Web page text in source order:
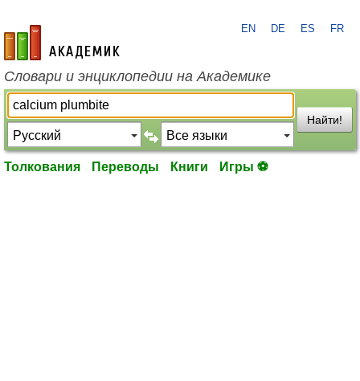
academic.ru
EN DE ES FR
Словари и энциклопедии на Академике
Найти!
Толкования Переводы Книги Игры ⚽